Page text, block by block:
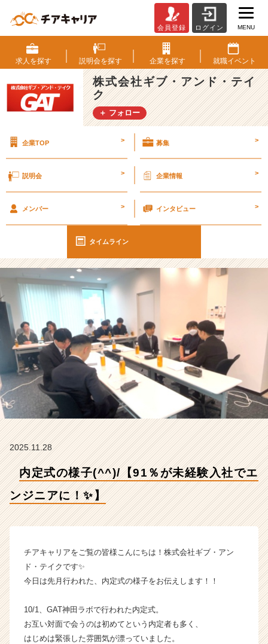
定
式
の
様
子
(^
^)/
が
験
エ
ン
ジ
ニ
ア
に！
✨】
【株
式
会
社
ギ
ブ・
ン
ク
の
イ
ベ
チ
ャ
ー・
会員登録 ログイン MENU
求人を探す 説明会を探す 企業を探す 就職イベント
株式会社ギブ・アンド・テイ
ク
＋ フォロー
企業TOP > 募集 >
説明会 > 企業情報 >
メンバー > インタビュー >
タイムライン
2025.11.28
内定式の様子(^^)/【91％が未経験入社でエ
ンジニアに！✨】
チアキャリアをご覧の皆様こんにちは！株式会社ギブ・アン
ド・テイクです✨
今日は先月行われた、内定式の様子をお伝えします！！
10/1、GAT神田ラボで行われた内定式。
お互い対面で会うのは初めてという内定者も多く、
はじめは緊張した雰囲気が漂っていました。